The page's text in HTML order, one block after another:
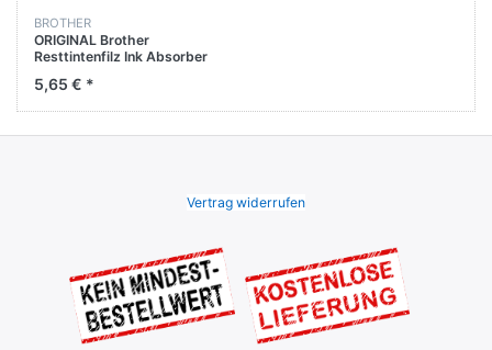
BROTHER
ORIGINAL Brother
Resttintenfilz Ink Absorber
J450DW
5,65 € *
Vertrag widerrufen